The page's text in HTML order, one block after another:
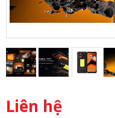
Liên hệ